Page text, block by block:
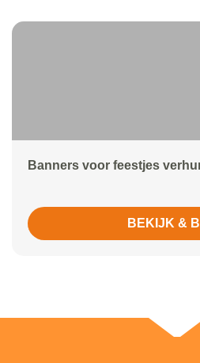
Banners voor feestjes
BEKIJK &